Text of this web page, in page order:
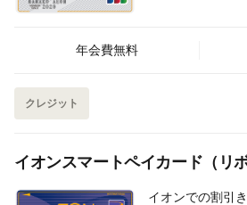
年会費無料
クレジット
イオンスマートペイカード（リ
イオンでの割引